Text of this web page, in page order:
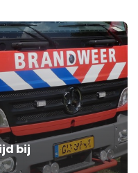
bij